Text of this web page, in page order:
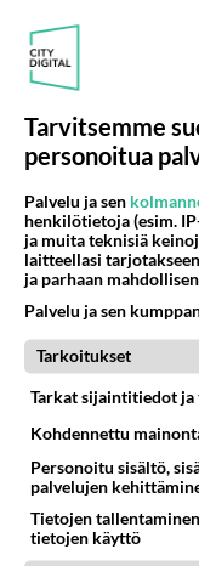
Äänestä
2024-02-27
nettosaaja
perintötilan
makailee...
Äänestä
2024-02-29
Anonyymi
nettosaaja
perintötilan
Tarvitsemme
personoitua
Palvelu ja sen
henkilötietoja (esim.
ja muita teknisiä
laitteellasi
ja parhaan
Palvelu ja sen
Tarkoitukset
Tarkat sijaintitiedot
Kohdennettu
Personoitu sisältö,
palvelujen
Tietojen
tietojen käyttö